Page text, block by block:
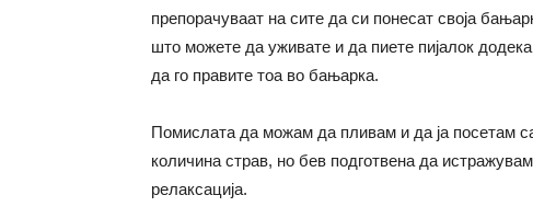
препорачуваат на сите да си понесат своја
што можете да уживате и да пиете пијалок
да го правите тоа во бањарка.
Помислата да можам да пливам и да ја посетам
количина страв, но бев подготвена да
релаксација.